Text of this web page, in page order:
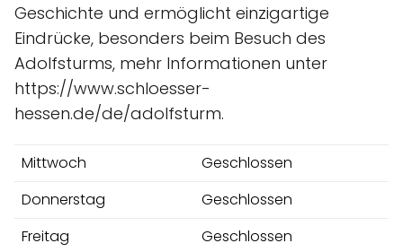
Geschichte und ermöglicht einzigartige
Eindrücke, besonders beim Besuch des
Adolfsturms, mehr Informationen unter
https://www.schloesser-
hessen.de/de/adolfsturm.
Mittwoch
Geschlossen
Donnerstag
Geschlossen
Freitag
Geschlossen